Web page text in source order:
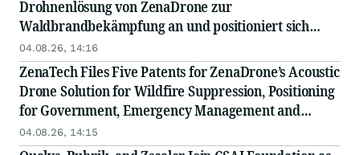
Drohnenlösung von ZenaDrone zur
Waldbrandbekämpfung an und positioniert sich
damit für staatliche, Katastrophenschutz- und
kommerzielle Anwendungen im Bereich der
luftgestützten Brandbekämpfung
04.08.26, 14:16
ZenaTech Files Five Patents for ZenaDrone’s Acoustic
Drone Solution for Wildfire Suppression, Positioning
for Government, Emergency Management and
Commercial Opportunities in Aerial Firefighting
Expected to Grow to a $2.8 Billion Market by 2033
04.08.26, 14:15